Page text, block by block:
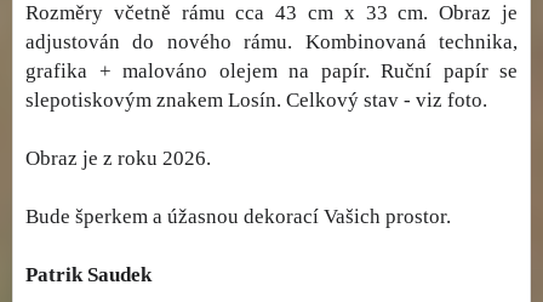
Rozměry včetně rámu cca 43 cm x 33 cm. Obraz je
adjustován do nového rámu. Kombinovaná technika,
grafika + malováno olejem na papír. Ruční papír se
slepotiskovým znakem Losín. Celkový stav - viz foto.
Obraz je z roku 2026.
Bude šperkem a úžasnou dekorací Vašich prostor.
Patrik Saudek